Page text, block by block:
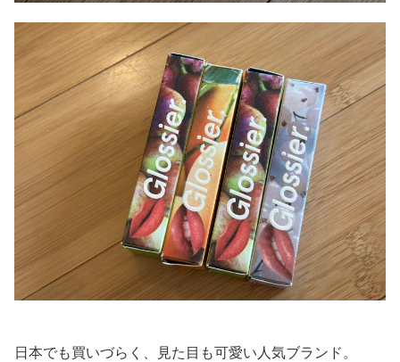
日本でも買いづらく、見た目も可愛い人気ブランド。